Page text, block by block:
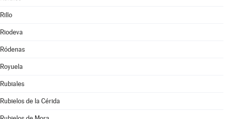
Rillo
Riodeva
Ródenas
Royuela
Rubiales
Rubielos de la Cérida